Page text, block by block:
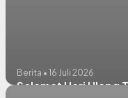
Berita • 16 Juli 2026
Selamat Hari Ulang